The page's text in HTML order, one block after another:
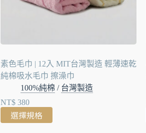
素色毛巾 | 12入 MIT台灣製造 輕薄速乾
純棉吸水毛巾 擦澡巾
100%純棉 / 台灣製造
NT$ 380
選擇規格